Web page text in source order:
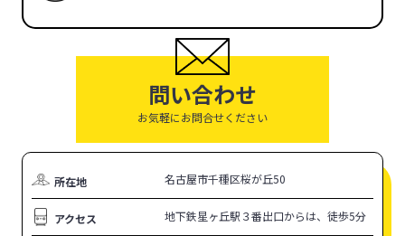
問い合わせ
お気軽にお問合せください
所在地 名古屋市千種区桜が丘50
アクセス 地下鉄星ヶ丘駅３番出口からは、徒歩5分